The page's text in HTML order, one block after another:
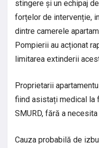
stingere și un echipaj
forțelor de intervenție,
dintre camerele
Pompierii au acționat
limitarea extinderii
Proprietarii
fiind asistați medical la
SMURD, fără a
Cauza probabilă de